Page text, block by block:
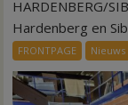
HARDENBERG/
Hardenberg en
FRONTPAGE Nieuws